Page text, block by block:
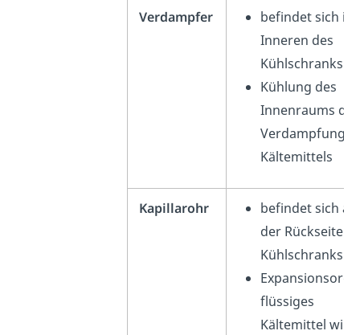
Verdampfer
befindet sich im
Inneren des
Kühlschranks
Kühlung des
Innenraums
Verdampfung
Kältemittels
Kapillarohr
befindet sich
der Rückseite
Kühlschranks
flüssiges
Kältemittel wird